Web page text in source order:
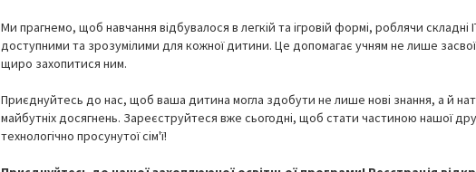
Ми прагнемо, щоб навчання відбувалося в легкій та ігровій формі, роблячи складні
доступними та зрозумілими для кожної дитини. Це допомагає учням не лише
щиро захопитися ним.
Приєднуйтесь до нас, щоб ваша дитина могла здобути не лише нові знання, а й
майбутніх досягнень. Зареєструйтеся вже сьогодні, щоб стати частиною нашої
технологічно просунутої сім'ї!